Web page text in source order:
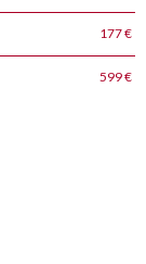
177 €
599 €